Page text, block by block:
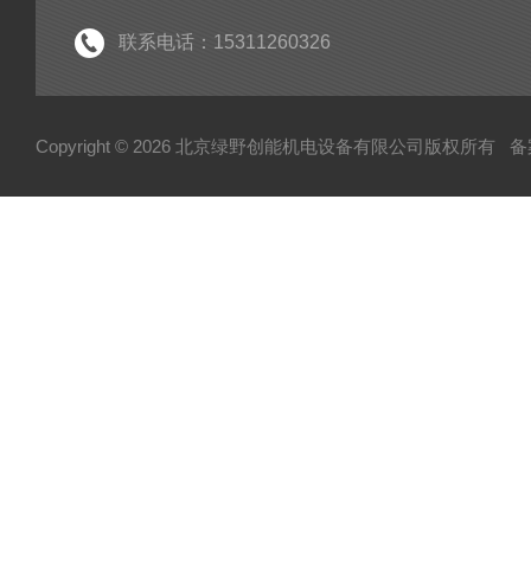
联系电话：15311260326
Copyright © 2026 北京绿野创能机电设备有限公司版权所有 备